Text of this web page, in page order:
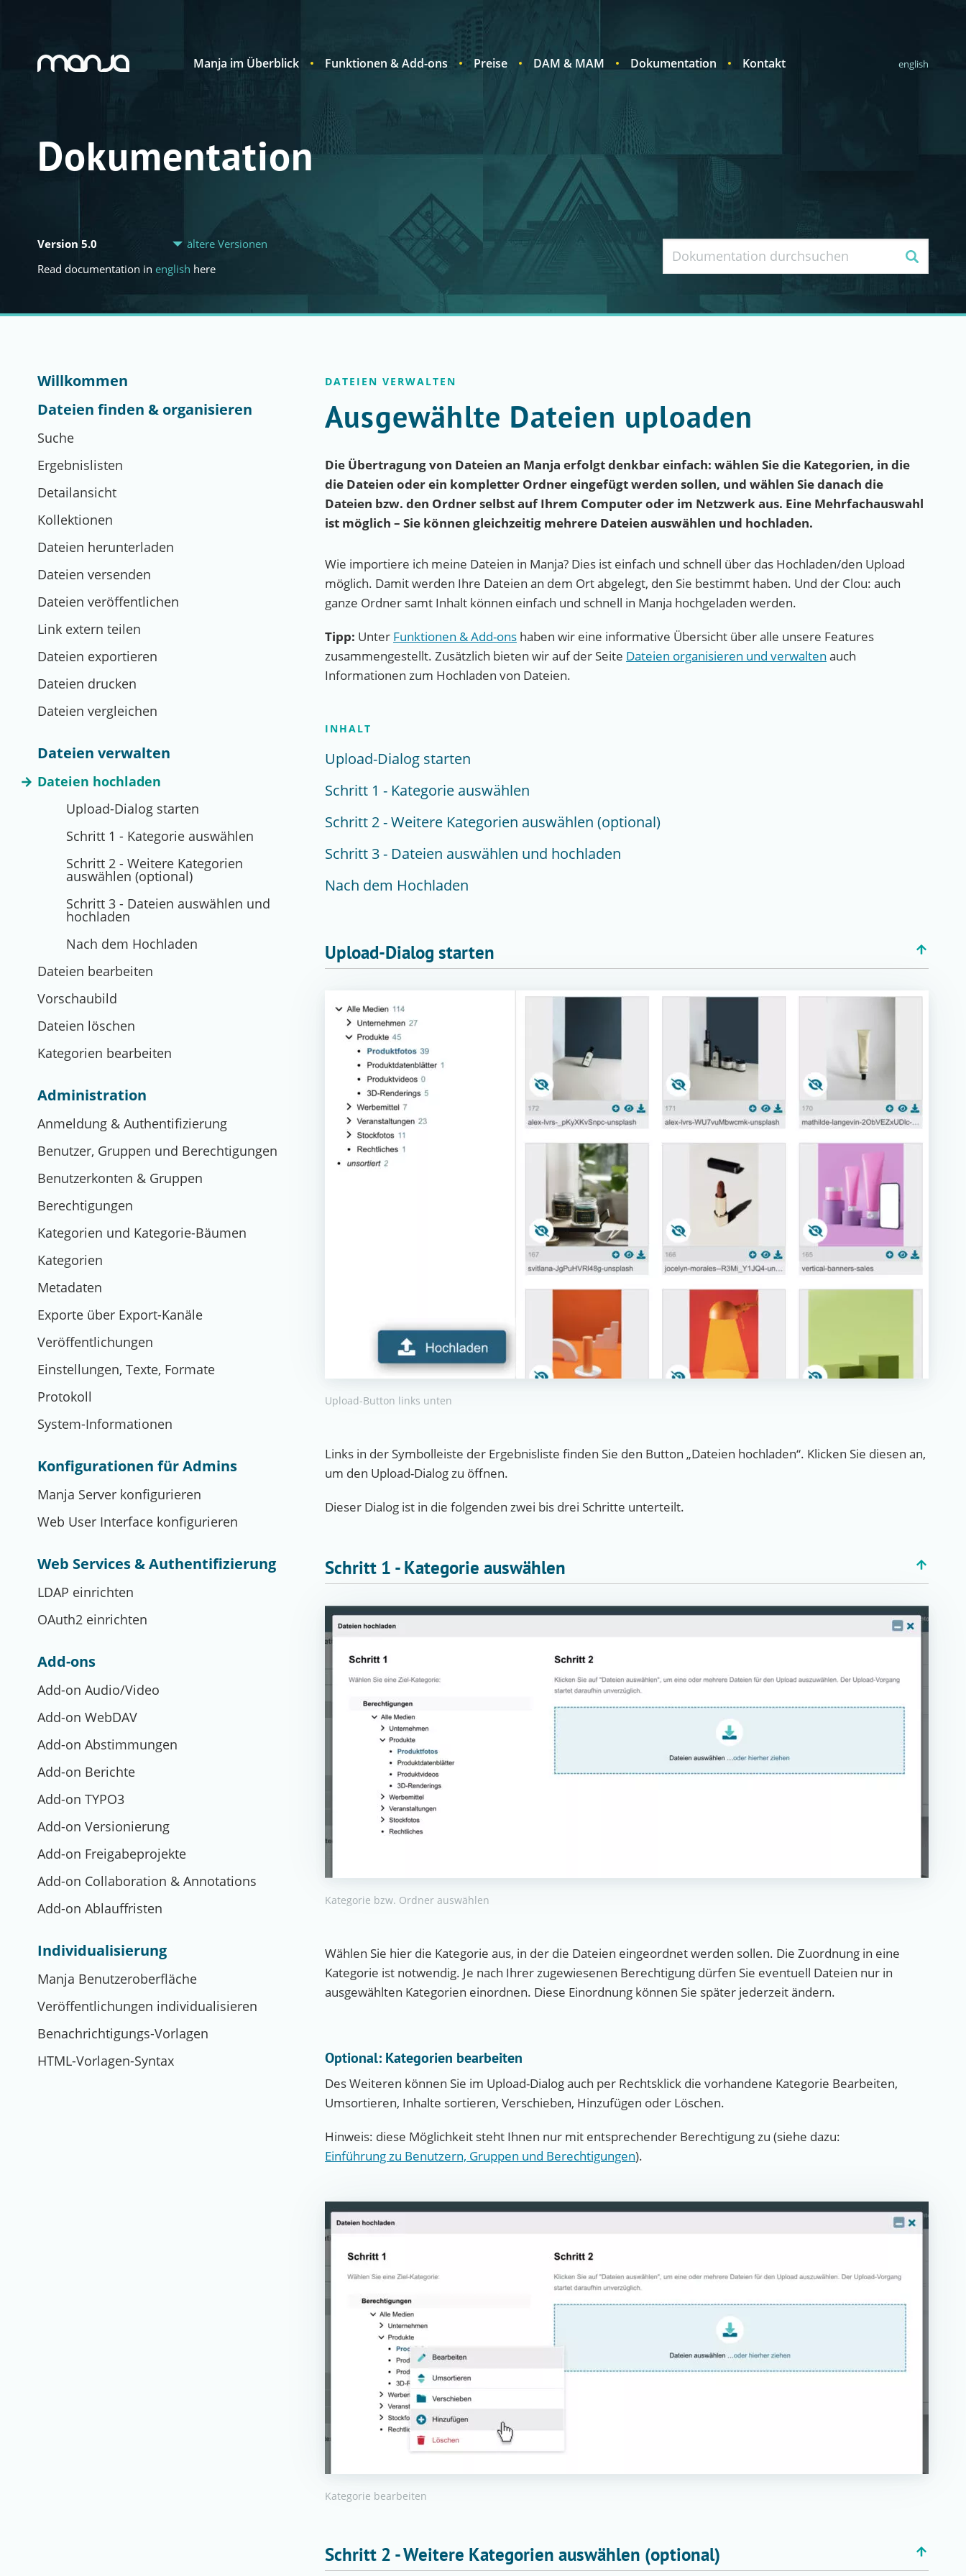
Navigation Manja im Überblick Funktionen & Add-ons Preise DAM & MAM Dokumentation Kontakt english
Dokumentation
Version 5.0
ältere Versionen
Read documentation in english here
Suche
Willkommen
Dateien finden & organisieren
Suche
Ergebnislisten
Detailansicht
Kollektionen
Dateien herunterladen
Dateien versenden
Dateien veröffentlichen
Link extern teilen
Dateien exportieren
Dateien drucken
Dateien vergleichen
Dateien verwalten
Dateien hochladen
Upload-Dialog starten
Schritt 1 - Kategorie auswählen
Schritt 2 - Weitere Kategorien
auswählen (optional)
Schritt 3 - Dateien auswählen und
hochladen
Nach dem Hochladen
Dateien bearbeiten
Vorschaubild
Dateien löschen
Kategorien bearbeiten
Administration
Anmeldung & Authentifizierung
Benutzer, Gruppen und Berechtigungen
Benutzerkonten & Gruppen
Berechtigungen
Kategorien und Kategorie-Bäumen
Kategorien
Metadaten
Exporte über Export-Kanäle
Veröffentlichungen
Einstellungen, Texte, Formate
Protokoll
System-Informationen
Konfigurationen für Admins
Manja Server konfigurieren
Web User Interface konfigurieren
Web Services & Authentifizierung
LDAP einrichten
OAuth2 einrichten
Add-ons
Add-on Audio/Video
Add-on WebDAV
Add-on Abstimmungen
Add-on Berichte
Add-on TYPO3
Add-on Versionierung
Add-on Freigabeprojekte
Add-on Collaboration & Annotations
Add-on Ablauffristen
Individualisierung
Manja Benutzeroberfläche
Veröffentlichungen individualisieren
Benachrichtigungs-Vorlagen
HTML-Vorlagen-Syntax
DATEIEN VERWALTEN
Ausgewählte Dateien uploaden
Die Übertragung von Dateien an Manja erfolgt denkbar einfach: wählen Sie die Kategorien, in die
die Dateien oder ein kompletter Ordner eingefügt werden sollen, und wählen Sie danach die
Dateien bzw. den Ordner selbst auf Ihrem Computer oder im Netzwerk aus. Eine Mehrfachauswahl
ist möglich – Sie können gleichzeitig mehrere Dateien auswählen und hochladen.
Wie importiere ich meine Dateien in Manja? Dies ist einfach und schnell über das Hochladen/den Upload
möglich. Damit werden Ihre Dateien an dem Ort abgelegt, den Sie bestimmt haben. Und der Clou: auch
ganze Ordner samt Inhalt können einfach und schnell in Manja hochgeladen werden.
Tipp: Unter Funktionen & Add-ons haben wir eine informative Übersicht über alle unsere Features
zusammengestellt. Zusätzlich bieten wir auf der Seite Dateien organisieren und verwalten auch
Informationen zum Hochladen von Dateien.
INHALT
Upload-Dialog starten
Schritt 1 - Kategorie auswählen
Schritt 2 - Weitere Kategorien auswählen (optional)
Schritt 3 - Dateien auswählen und hochladen
Nach dem Hochladen
Upload-Dialog starten
Upload-Button links unten
Links in der Symbolleiste der Ergebnisliste finden Sie den Button „Dateien hochladen“. Klicken Sie diesen an,
um den Upload-Dialog zu öffnen.
Dieser Dialog ist in die folgenden zwei bis drei Schritte unterteilt.
Schritt 1 - Kategorie auswählen
Kategorie bzw. Ordner auswählen
Wählen Sie hier die Kategorie aus, in der die Dateien eingeordnet werden sollen. Die Zuordnung in eine
Kategorie ist notwendig. Je nach Ihrer zugewiesenen Berechtigung dürfen Sie eventuell Dateien nur in
ausgewählten Kategorien einordnen. Diese Einordnung können Sie später jederzeit ändern.
Optional: Kategorien bearbeiten
Des Weiteren können Sie im Upload-Dialog auch per Rechtsklick die vorhandene Kategorie Bearbeiten,
Umsortieren, Inhalte sortieren, Verschieben, Hinzufügen oder Löschen.
Hinweis: diese Möglichkeit steht Ihnen nur mit entsprechender Berechtigung zu (siehe dazu:
Einführung zu Benutzern, Gruppen und Berechtigungen).
Kategorie bearbeiten
Schritt 2 - Weitere Kategorien auswählen (optional)